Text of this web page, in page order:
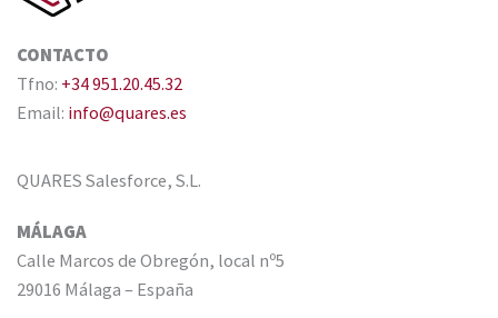
CONTACTO
Tfno: +34 951.20.45.32
Email: info@quares.es
QUARES Salesforce, S.L.
MÁLAGA
Calle Marcos de Obregón, local nº5
29016 Málaga – España